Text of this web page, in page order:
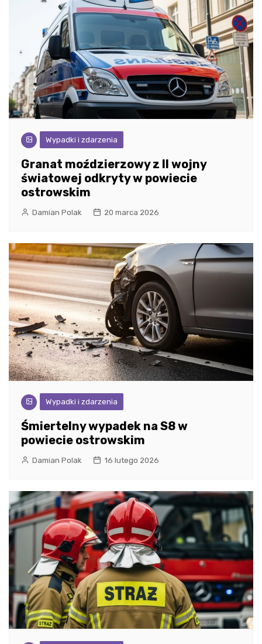
Wypadki i zdarzenia
Granat moździerzowy z II wojny
światowej odkryty w powiecie
ostrowskim
Damian Polak 20 marca 2026
Wypadki i zdarzenia
Śmiertelny wypadek na S8 w
powiecie ostrowskim
Damian Polak 16 lutego 2026